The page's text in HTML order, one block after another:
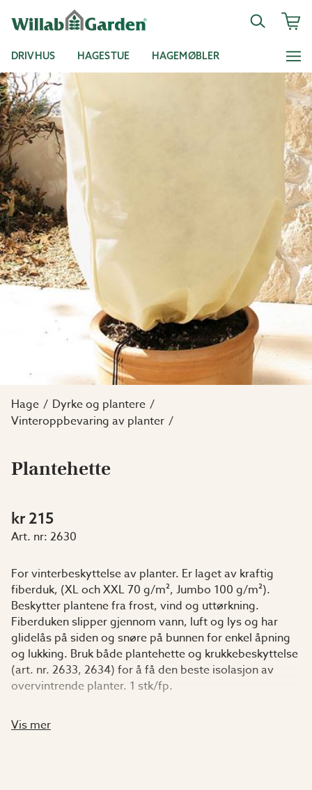
DRIVHUS HAGESTUE HAGEMØBLER
Hage
Dyrke og plantere
Vinteroppbevaring av planter
Plantehette
kr 215
Art. nr: 2630
For vinterbeskyttelse av planter. Er laget av kraftig
fiberduk, (XL och XXL 70 g/m², Jumbo 100 g/m²).
Beskytter plantene fra frost, vind og uttørkning.
Fiberduken slipper gjennom vann, luft og lys og har
glidelås på siden og snøre på bunnen for enkel åpning
og lukking. Bruk både plantehette og krukkebeskyttelse
(art. nr. 2633, 2634) for å få den beste isolasjon av
overvintrende planter. 1 stk/fp.
XL H 100 x B 80 cm
Vis mer